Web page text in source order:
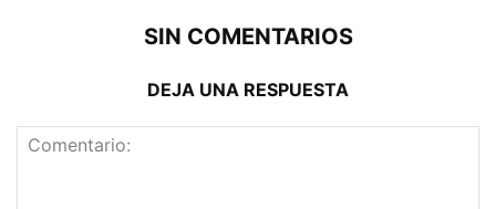
SIN COMENTARIOS
DEJA UNA RESPUESTA